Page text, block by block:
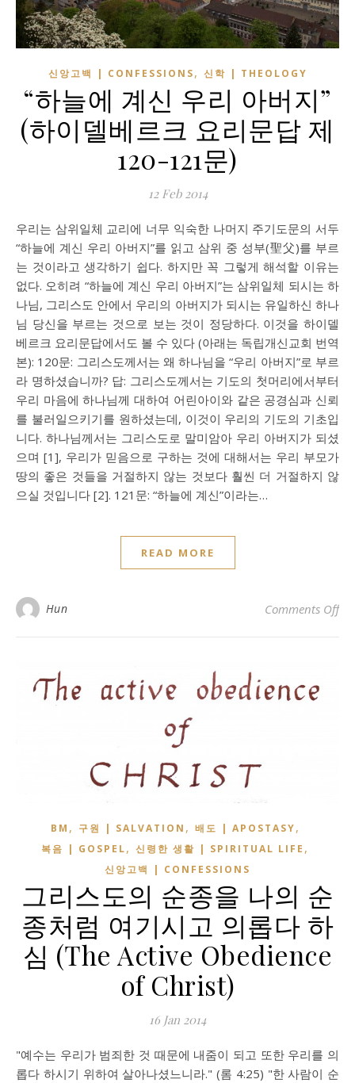
신앙고백 | CONFESSIONS, 신학 | THEOLOGY
“하늘에 계신 우리 아버지”
(하이델베르크 요리문답 제
120-121문)
12 Feb 2014
우리는 삼위일체 교리에 너무 익숙한 나머지 주기도문의 서두
“하늘에 계신 우리 아버지”를 읽고 삼위 중 성부(聖父)를 부르
는 것이라고 생각하기 쉽다. 하지만 꼭 그렇게 해석할 이유는
없다. 오히려 “하늘에 계신 우리 아버지”는 삼위일체 되시는 하
나님, 그리스도 안에서 우리의 아버지가 되시는 유일하신 하나
님 당신을 부르는 것으로 보는 것이 정당하다. 이것을 하이델
베르크 요리문답에서도 볼 수 있다 (아래는 독립개신교회 번역
본): 120문: 그리스도께서는 왜 하나님을 “우리 아버지”로 부르
라 명하셨습니까? 답: 그리스도께서는 기도의 첫머리에서부터
우리 마음에 하나님께 대하여 어린아이와 같은 공경심과 신뢰
를 불러일으키기를 원하셨는데, 이것이 우리의 기도의 기초입
니다. 하나님께서는 그리스도로 말미암아 우리 아버지가 되셨
으며 [1], 우리가 믿음으로 구하는 것에 대해서는 우리 부모가
땅의 좋은 것들을 거절하지 않는 것보다 훨씬 더 거절하지 않
으실 것입니다 [2]. 121문: “하늘에 계신”이라는…
READ MORE
Hun Comments Offon
BM , 구원 | SALVATION , 배도 | APOSTASY,
복음 | GOSPEL, 신령한 생활 | SPIRITUAL LIFE ,
신앙고백 | CONFESSIONS
그리스도의 순종을 나의 순
종처럼 여기시고 의롭다 하
심 (The Active Obedience
of Christ)
16 Jan 2014
"예수는 우리가 범죄한 것 때문에 내줌이 되고 또한 우리를 의
롭다 하시기 위하여 살아나셨느니라." (롬 4:25) "한 사람이 순